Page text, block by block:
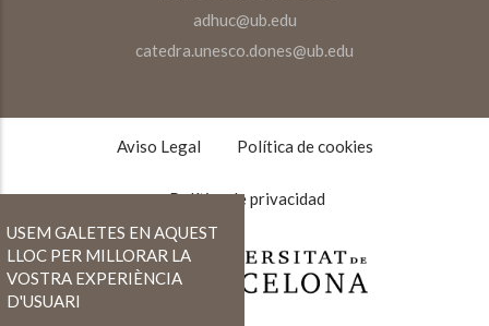
adhuc@ub.edu
catedra.unesco.dones@ub.edu
TEXTOS
Aviso Legal Política de cookies
Política de privacidad
USEM GALETES EN AQUEST
LLOC PER MILLORAR LA
VOSTRA EXPERIÈNCIA
D'USUARI